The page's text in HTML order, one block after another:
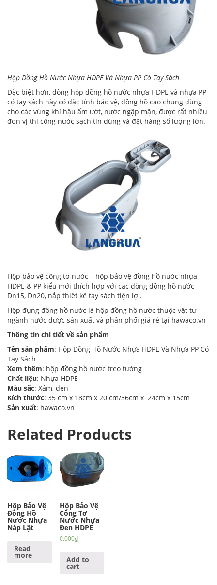
Hộp Đồng Hồ Nước Nhựa HDPE Và Nhựa PP Có Tay Sách
Đặc biệt hơn, dòng hộp đồng hồ nước nhựa HDPE và nhựa PP
có tay sách này có đặc tính bảo vệ, đồng hồ cao chung dùng
cho các vùng khí hậu ẩm ướt, nước ngập mặn, được rất nhiều
đơn vị thi công nước sạch tin dùng và đặt hàng số lượng lớn.
Hộp bảo vệ công tơ nước – hộp bảo vệ đồng hồ nước nhựa
HDPE & PP kiểu mới thích hợp với các dòng đồng hồ nước
Dn15, Dn20, nắp thiết kế tay sách tiện lợi.
Hộp đựng đồng hồ nước là hộp đồng hồ nước thuộc vật tư
ngành nước được sản xuất và phân phối giá rẻ tại hawaco.vn
Thông tin chi tiết về sản phẩm
Tên sản phẩm: Hộp Đồng Hồ Nước Nhựa HDPE Và Nhựa PP Có
Tay Sách
Xem thêm: hộp đồng hồ nước treo tường
Chất liệu: Nhựa HDPE
Màu sắc: Xám, đen
Kích thước: 35 cm x 18cm x 20 cm/36cm x 24cm x 15cm
Sản xuất: hawaco.vn
Related Products
Hộp Bảo Vệ
Đồng Hồ
Nước Nhựa
Nắp Lật
Read
more
Hộp Bảo Vệ
Công Tơ
Nước Nhựa
Đen HDPE
0.000₫
Add to
cart